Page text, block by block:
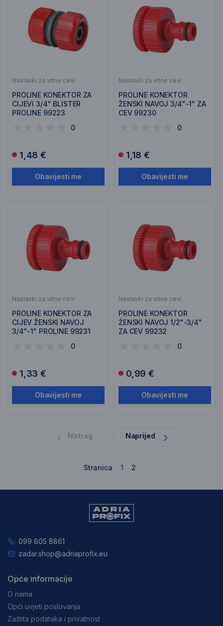
Nastavki za vrtne cevi
PROLINE KONEKTOR ZA
CIJEVI 3/4" BLISTER
PROLINE 99223
0
1,48 €
Obavijesti me
Nastavki za vrtne cevi
PROLINE KONEKTOR
ŽENSKI NAVOJ 3/4"-1" ZA
CEV 99230
0
1,18 €
Obavijesti me
Nastavki za vrtne cevi
PROLINE KONEKTOR ZA
CIJEV ŽENSKI NAVOJ
3/4"-1" PROLINE 99231
0
1,33 €
Obavijesti me
Nastavki za vrtne cevi
PROLINE KONEKTOR
ŽENSKI NAVOJ 1/2"-3/4"
ZA CEV 99232
0
0,99 €
Obavijesti me
Natrag Naprijed
Stranica 1 2
099 805 8861
zadar.shop@adriaprofix.eu
Opće informacije
O nama
Opći uvjeti poslovanja
Zaštita podataka i privatnost